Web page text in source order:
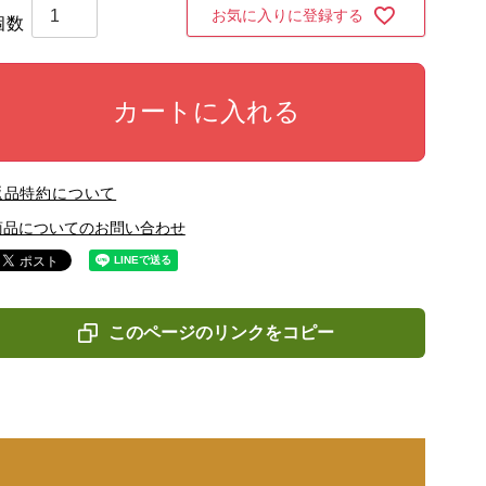
お気に入りに登録する
カートに入れる
品特約について
品についてのお問い合わせ
このページのリンクをコピー